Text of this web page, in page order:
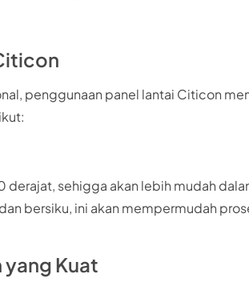
penggunaan panel lantai Citicon
derajat, sehigga akan lebih mudah
bersiku, ini akan mempermudah
yang Kuat